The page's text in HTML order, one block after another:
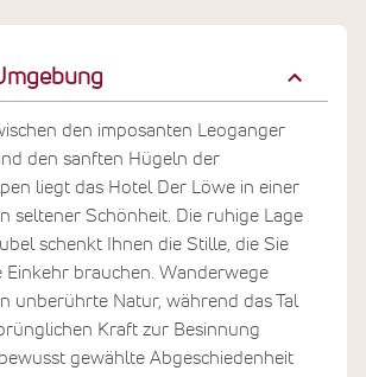
den imposanten Leoganger
den sanften Hügeln der
liegt das Hotel Der Löwe in einer
seltener Schönheit. Die ruhige Lage
schenkt Ihnen die Stille, die Sie
Einkehr brauchen. Wanderwege
unberührte Natur, während das Tal
Kraft zur Besinnung
gewählte Abgeschiedenheit